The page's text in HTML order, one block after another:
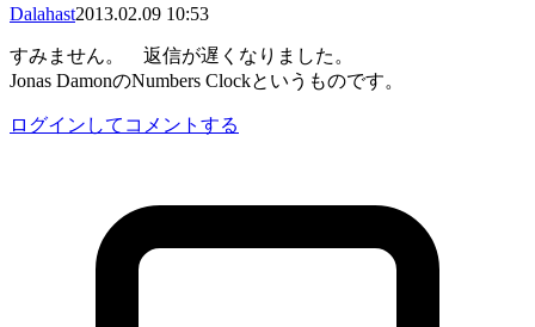
Dalahast2013.02.09 10:53
すみません。 返信が遅くなりました。
Jonas DamonのNumbers Clockというものです。
ログインしてコメントする